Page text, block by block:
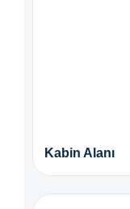
Kabin Alanı